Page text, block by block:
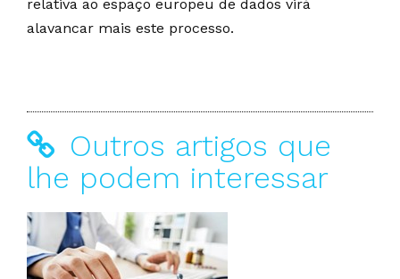
relativa ao espaço europeu de dados virá
alavancar mais este processo.
Outros artigos que
lhe podem interessar